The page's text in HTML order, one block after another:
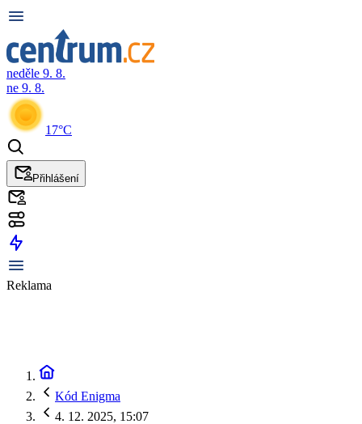
neděle 9. 8.
ne 9. 8.
17°C
Přihlášení
Reklama
Kód Enigma
4. 12. 2025, 15:07